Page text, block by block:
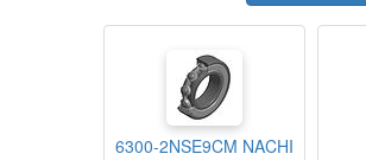
6300-2NSE9CM NACHI